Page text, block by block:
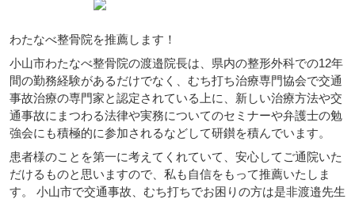
わたなべ整骨院を推薦します！
小山市わたなべ整骨院の渡邉院長は、県内の整形外科での12年
間の勤務経験があるだけでなく、むち打ち治療専門協会で交通
事故治療の専門家と認定されている上に、新しい治療方法や交
通事故にまつわる法律や実務についてのセミナーや弁護士の勉
強会にも積極的に参加されるなどして研鑚を積んでいます。
患者様のことを第一に考えてくれていて、安心してご通院いた
だけるものと思いますので、私も自信をもって推薦いたしま
す。 小山市で交通事故、むち打ちでお困りの方は是非渡邉先生